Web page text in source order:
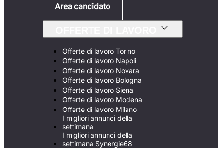
Area candidato
Offerte di lavoro Torino
Offerte di lavoro Napoli
Offerte di lavoro Novara
Offerte di lavoro Bologna
Offerte di lavoro Siena
Offerte di lavoro Modena
Offerte di lavoro Milano
I migliori annunci della
settimana
I migliori annunci della
settimana Synergie68